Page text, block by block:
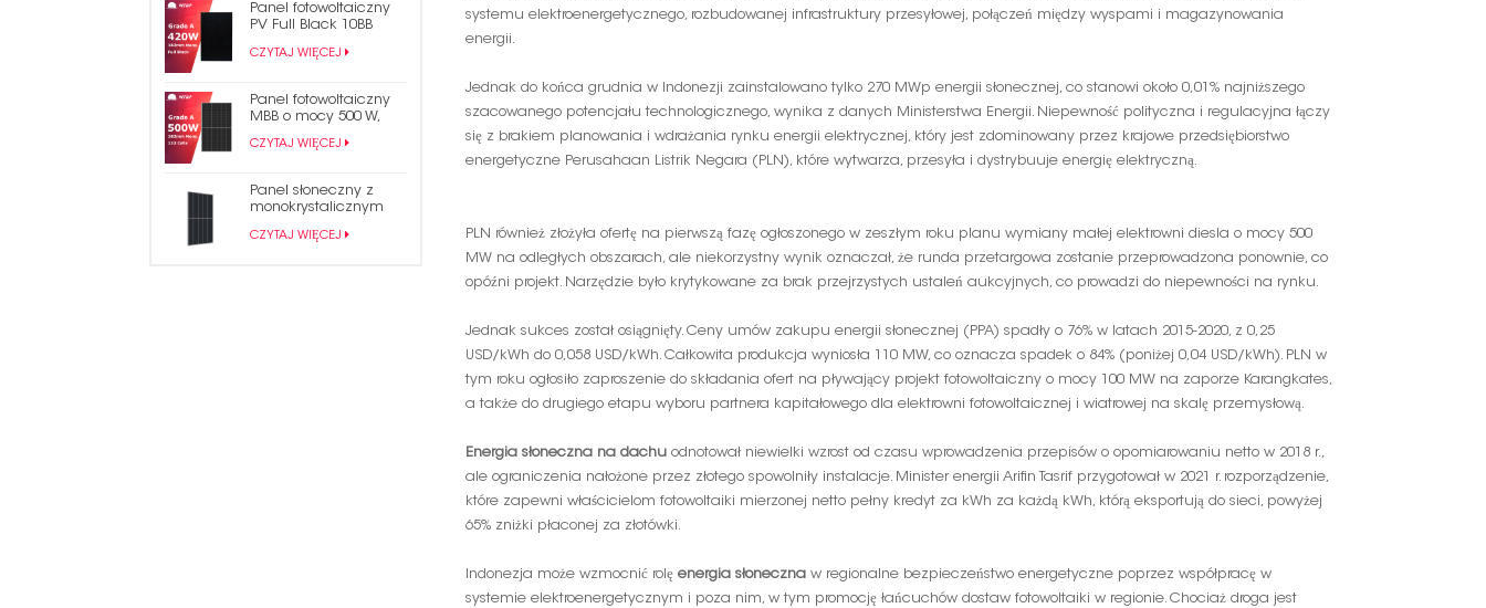
Panel fotowoltaiczny
PV Full Black 10BB
mocy 420 W
CZYTAJ WIĘCEJ
Panel fotowoltaiczny
MBB o mocy 500 W,
na energię słoneczną
CZYTAJ WIĘCEJ
Panel słoneczny z
monokrystalicznym
fotowoltaicznym PERC
CZYTAJ WIĘCEJ
systemu elektroenergetycznego, rozbudowanej infrastruktury przesyłowej, połączeń między wyspami i magazynowania
energii.
Jednak do końca grudnia w Indonezji zainstalowano tylko 270 MWp energii słonecznej, co stanowi około 0,01% najniższego
szacowanego potencjału technologicznego, wynika z danych Ministerstwa Energii. Niepewność polityczna i regulacyjna łączy
się z brakiem planowania i wdrażania rynku energii elektrycznej, który jest zdominowany przez krajowe przedsiębiorstwo
energetyczne Perusahaan Listrik Negara (PLN), które wytwarza, przesyła i dystrybuuje energię elektryczną.
PLN również złożyła ofertę na pierwszą fazę ogłoszonego w zeszłym roku planu wymiany małej elektrowni diesla o mocy 500
MW na odległych obszarach, ale niekorzystny wynik oznaczał, że runda przetargowa zostanie przeprowadzona ponownie, co
opóźni projekt. Narzędzie było krytykowane za brak przejrzystych ustaleń aukcyjnych, co prowadzi do niepewności na rynku.
Jednak sukces został osiągnięty. Ceny umów zakupu energii słonecznej (PPA) spadły o 76% w latach 2015-2020, z 0,25
USD/kWh do 0,058 USD/kWh. Całkowita produkcja wyniosła 110 MW, co oznacza spadek o 84% (poniżej 0,04 USD/kWh). PLN w
tym roku ogłosiło zaproszenie do składania ofert na pływający projekt fotowoltaiczny o mocy 100 MW na zaporze Karangkates,
a także do drugiego etapu wyboru partnera kapitałowego dla elektrowni fotowoltaicznej i wiatrowej na skalę przemysłową.
Energia słoneczna na dachu odnotował niewielki wzrost od czasu wprowadzenia przepisów o opomiarowaniu netto w 2018 r.,
ale ograniczenia nałożone przez złotego spowolniły instalacje. Minister energii Arifin Tasrif przygotował w 2021 r. rozporządzenie,
które zapewni właścicielom fotowoltaiki mierzonej netto pełny kredyt za kWh za każdą kWh, którą eksportują do sieci, powyżej
65% zniżki płaconej za złotówki.
Indonezja może wzmocnić rolęenergia słoneczna w regionalne bezpieczeństwo energetyczne poprzez współpracę w
systemie elektroenergetycznym i poza nim, w tym promocję łańcuchów dostaw fotowoltaiki w regionie. Chociaż droga jest